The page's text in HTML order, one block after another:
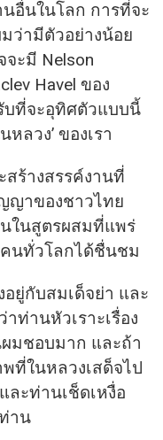
อื่นในโลก การที่จะ
ว่ามีตัวอย่างน้อย
จะมี Nelson
Havel ของ
บที่จะอุทิศตัวแบบนี้
ลวง’ ของเรา
สร้างสรรค์งานที่
าของชาวไทย
ในสูตรผสมที่แพร่
นทั่วโลกได้ชื่นชม
ยู่กับสมเด็จย่า และ
ท่านหัวเราะเรื่อง
มชอบมาก และถ้า
ที่ในหลวงเสด็จไป
ละท่านเช็ดเหงื่อ
าน